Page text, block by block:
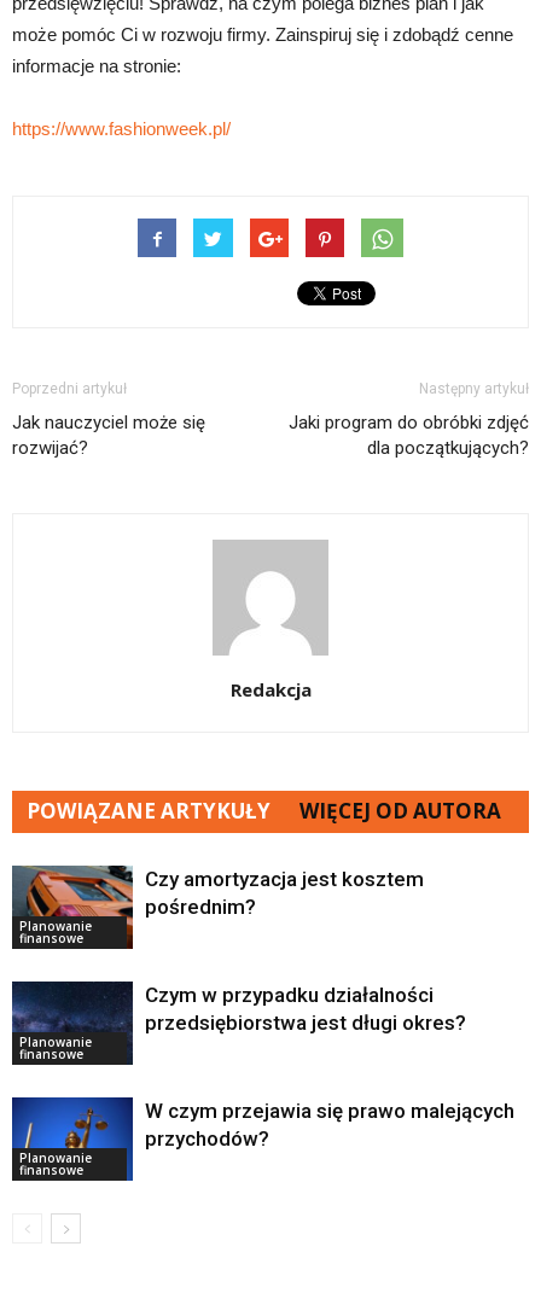
może pomóc Ci w rozwoju firmy. Zainspiruj się i zdobądź cenne
informacje na stronie:
https://www.fashionweek.pl/
Poprzedni artykuł
Jak nauczyciel może się
rozwijać?
Następny artykuł
Jaki program do obróbki zdjęć
dla początkujących?
Redakcja
POWIĄZANE ARTYKUŁY WIĘCEJ OD AUTORA
Planowanie
finansowe
Czy amortyzacja jest kosztem
pośrednim?
Planowanie
finansowe
Czym w przypadku działalności
przedsiębiorstwa jest długi okres?
Planowanie
finansowe
W czym przejawia się prawo malejących
przychodów?